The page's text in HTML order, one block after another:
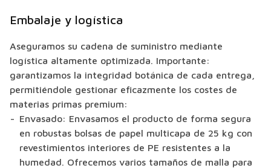
Embalaje y logística
Aseguramos su cadena de suministro mediante
logística altamente optimizada. Importante:
garantizamos la integridad botánica de cada entrega,
permitiéndole gestionar eficazmente los costes de
materias primas premium:
Envasado: Envasamos el producto de forma segura
en robustas bolsas de papel multicapa de 25 kg con
revestimientos interiores de PE resistentes a la
humedad. Ofrecemos varios tamaños de malla para